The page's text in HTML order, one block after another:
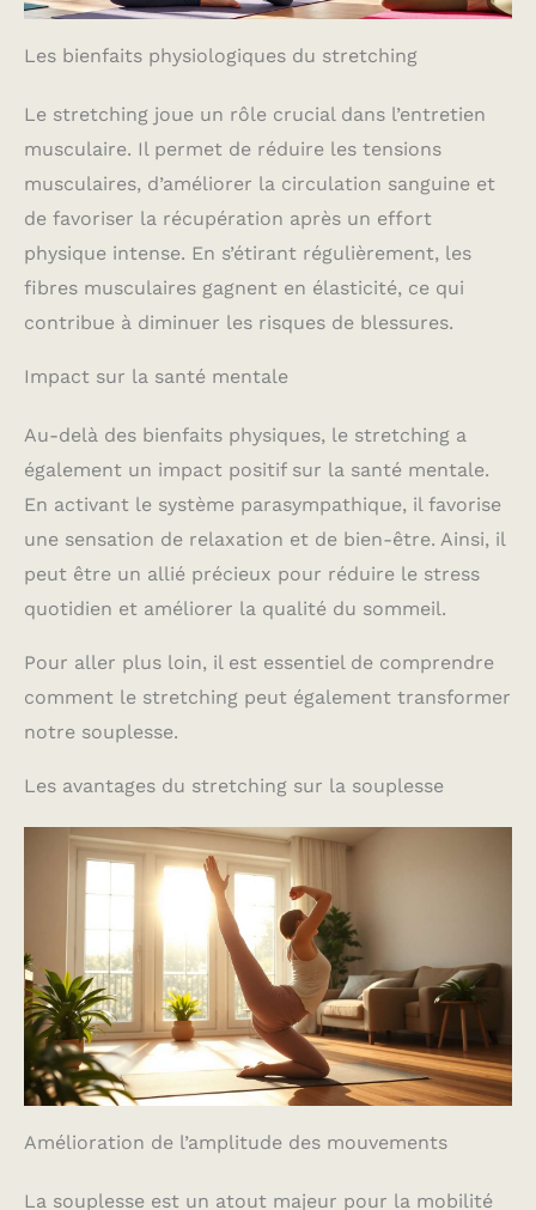
Les bienfaits physiologiques du stretching
Le stretching joue un rôle crucial dans l’entretien
musculaire. Il permet de réduire les tensions
musculaires, d’améliorer la circulation sanguine et
de favoriser la récupération après un effort
physique intense. En s’étirant régulièrement, les
fibres musculaires gagnent en élasticité, ce qui
contribue à diminuer les risques de blessures.
Impact sur la santé mentale
Au-delà des bienfaits physiques, le stretching a
également un impact positif sur la santé mentale.
En activant le système parasympathique, il favorise
une sensation de relaxation et de bien-être. Ainsi, il
peut être un allié précieux pour réduire le stress
quotidien et améliorer la qualité du sommeil.
Pour aller plus loin, il est essentiel de comprendre
comment le stretching peut également transformer
notre souplesse.
Les avantages du stretching sur la souplesse
Amélioration de l’amplitude des mouvements
La souplesse est un atout majeur pour la mobilité